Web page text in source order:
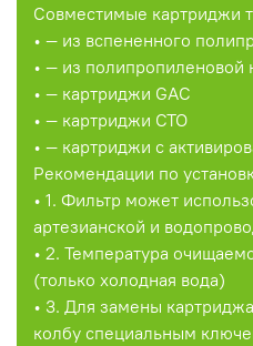
Совместимые картриджи
• — из вспененного
• — из полипропиленовой
• — картриджи GAC
• — картриджи CTO
• — картриджи с
Рекомендации по
• 1. Фильтр может
артезианской и
• 2. Температура
(только холодная вода)
• 3. Для замены
колбу специальным